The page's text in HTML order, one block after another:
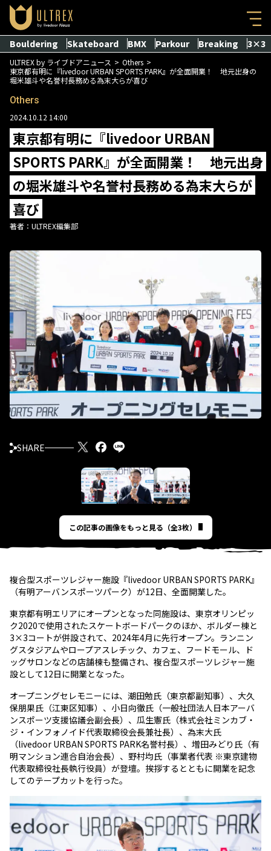
Bouldering Skateboard BMX Parkour Breaking 3×3
ULTREX by ライブドアニュース
Others
東京都有明に『livedoor URBAN SPORTS PARK』が全面開業！ 地元出身の
堀米雄斗や名誉村長務める為末大らが喜び
Others
2024.10.12 14:00
東京都有明に『livedoor URBAN
SPORTS PARK』が全面開業！ 地元出身
の堀米雄斗や名誉村長務める為末大らが
喜び
著者： ULTREX編集部
SHARE
この記事の画像をもっと見る（全3枚）
複合型スポーツレジャー施設『livedoor URBAN SPORTS PARK』
（有明アーバンスポーツパーク）が12日、全面開業した。
東京都有明エリアにオープンとなった同施設は、東京オリンピッ
ク2020で使用されたスケートボードパークのほか、ボルダー棟と
3×3コートが併設されて、2024年4月に先行オープン。ランニン
グスタジアムやロープアスレチック、カフェ、フードモール、ド
ッグサロンなどの店舗棟も整備され、複合型スポーツレジャー施
設として12日に開業となった。
オープニングセレモニーには、潮田勉氏（東京都副知事）、大久
保朋果氏（江東区知事）、小日向徹氏（一般社団法人日本アーバ
ンスポーツ支援協議会副会長）、瓜生憲氏（株式会社ミンカブ・
ジ・インフォノイド代表取締役会長兼社長）、為末大氏
（livedoor URBAN SPORTS PARK名誉村長）、増田みどり氏（有
明マンション連合自治会長）、野村均氏（事業者代表 ※東京建物
代表取締役社長執行役員）が登壇。挨拶するとともに開業を記念
してのテープカットを行った。